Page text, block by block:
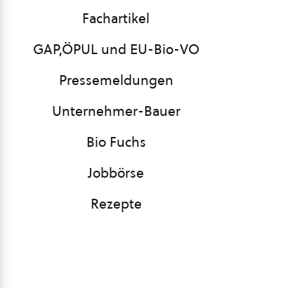
Fachartikel
GAP,ÖPUL und EU-Bio-VO
Pressemeldungen
Unternehmer-Bauer
Bio Fuchs
Jobbörse
Rezepte